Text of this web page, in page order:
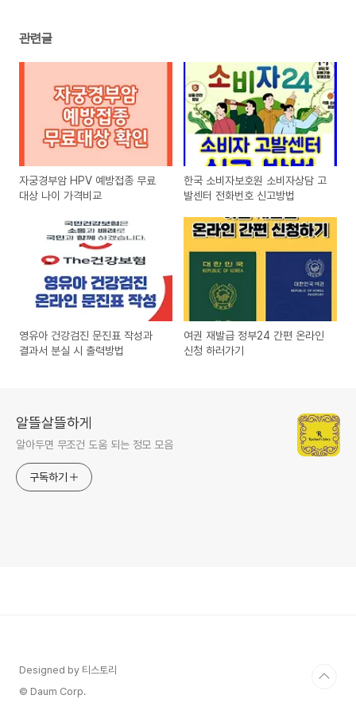
관련글
자궁경부암 HPV 예방접종 무료
대상 나이 가격비교
한국 소비자보호원 소비자상담 고
발센터 전화번호 신고방법
영유아 건강검진 문진표 작성과
결과서 분실 시 출력방법
여권 재발급 정부24 간편 온라인
신청 하러가기
알뜰살뜰하게
알아두면 무조건 도움 되는 정모 모음
구독하기
Designed by 티스토리
© Daum Corp.